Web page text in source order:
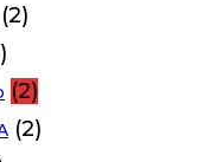
(2)
(2)
(2)